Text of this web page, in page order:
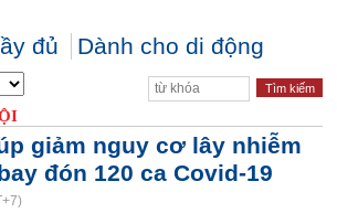
đủ Dành cho di động
giảm nguy cơ lây nhiễm
đón 120 ca Covid-19